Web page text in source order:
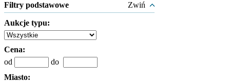
Filtry podstawowe Zwiń
Aukcje typu:
Cena:
od
do
Miasto: